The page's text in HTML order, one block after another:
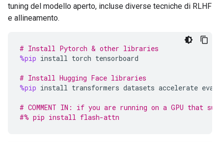
tuning del modello aperto, incluse diverse tecniche di RLHF
e allineamento.
# Install Pytorch & other libraries
%pip install torch tensorboard
# Install Hugging Face libraries
%pip install transformers datasets accelerate
# COMMENT IN: if you are running on a GPU that
#% pip install flash-attn